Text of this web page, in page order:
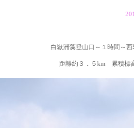
白嶽洲藻登山口～１時間～
距離約３．５km 累積